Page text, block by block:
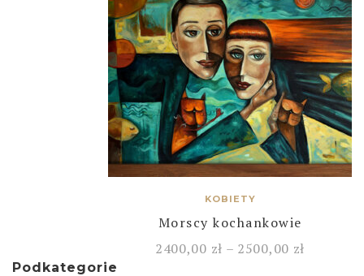
KOBIETY
Morscy kochankowie
2400,00 zł – 2500,00 zł
Podkategorie